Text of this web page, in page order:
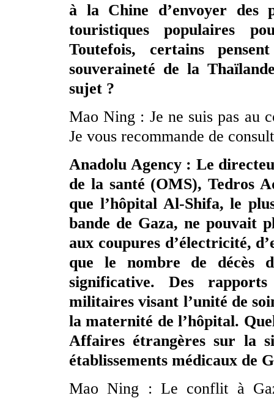
à la Chine d’envoyer des
touristiques populaires
Toutefois, certains
souveraineté de la
sujet ?
Mao Ning : Je ne suis pas au
Je vous recommande de
Anadolu Agency : Le
de la santé (OMS), Tedros
que l’hôpital Al-Shifa, le
bande de Gaza, ne pouvait
aux coupures d’électricité,
que le nombre de décès
significative. Des
militaires visant l’unité de
la maternité de l’hôpital.
Affaires étrangères sur la
établissements médicaux de
Mao Ning : Le conflit à